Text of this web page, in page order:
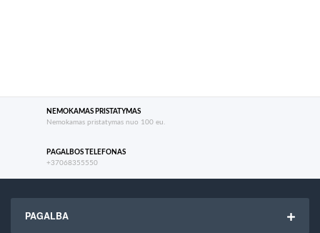
NEMOKAMAS PRISTATYMAS
Nemokamas pristatymas nuo 100 eu.
PAGALBOS TELEFONAS
+37068355550
PAGALBA